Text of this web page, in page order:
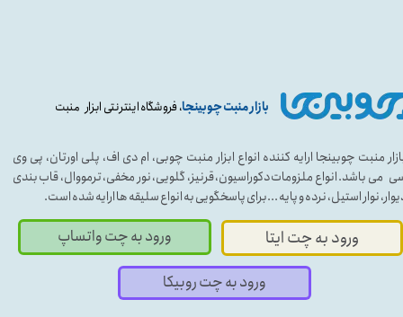
بازار منبت چوبینجا، فروشگاه اینترنتی ابزار منبت
منبت چوبینجا ارایه کننده انواع ابزار منبت چوبی، ام دی اف، پلی اورتان، پی وی
می باشد. انواع ملزومات دکوراسیون، قرنیز، گلویی، نور مخفی، ترمووال، قاب بندی
نوار استیل، نرده و پایه ...برای پاسخگویی به انواع سلیقه ها ارایه شده است.
ورود به چت ایتا ورود به چت واتساپ
ورود به چت روبیکا